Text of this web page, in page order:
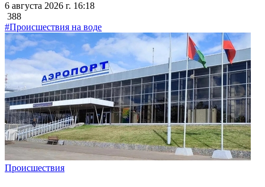
6 августа 2026 г. 16:18
388
#Происшествия на воде
Происшествия